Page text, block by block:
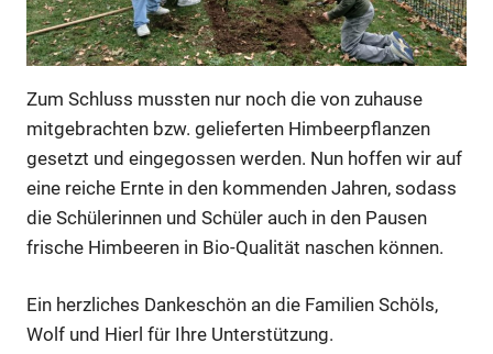
Zum Schluss mussten nur noch die von zuhause
mitgebrachten bzw. gelieferten Himbeerpflanzen
gesetzt und eingegossen werden. Nun hoffen wir auf
eine reiche Ernte in den kommenden Jahren, sodass
die Schülerinnen und Schüler auch in den Pausen
frische Himbeeren in Bio-Qualität naschen können.
Ein herzliches Dankeschön an die Familien Schöls,
Wolf und Hierl für Ihre Unterstützung.